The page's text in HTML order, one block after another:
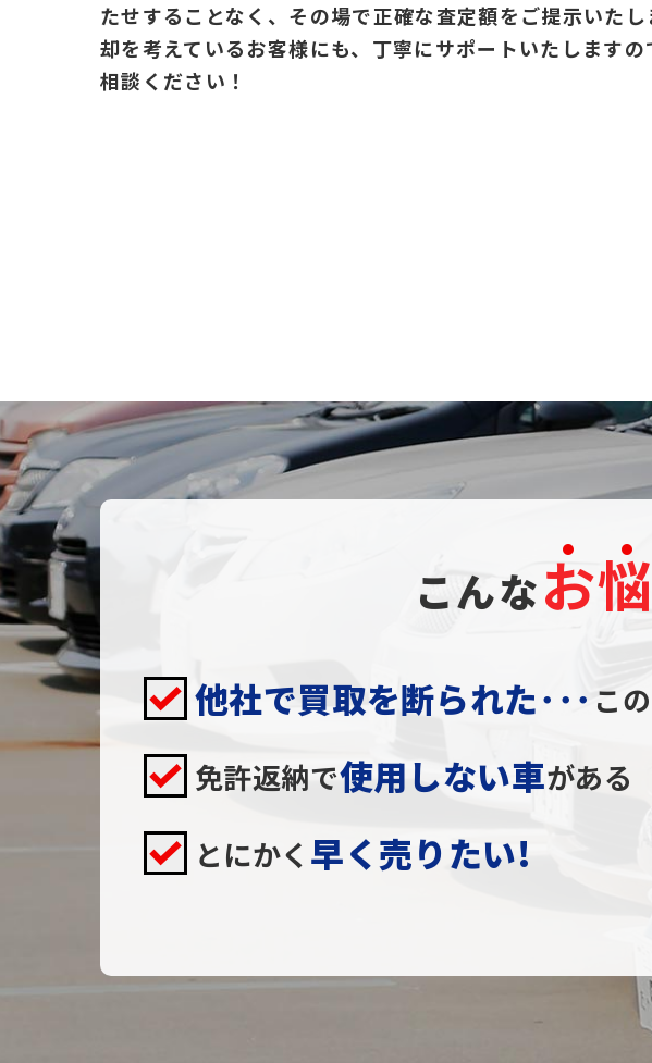
たせすることなく、その場で正確な査定額をご提示いた
却を考えているお客様にも、丁寧にサポートいたします
相談ください！
こんなお悩
他社で買取を断られた･･･ こ
免許返納で使用しない車がある
とにかく 早く売りたい!